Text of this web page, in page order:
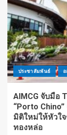
ประชาสัมพันธ์
AIMCG จับมือ
“Porto
มิติใหม่ให้หัวใ
ทองหล่อ